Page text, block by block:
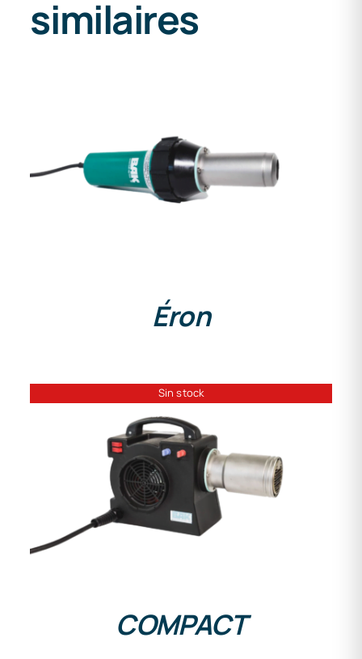
similaires
DETAILS
Éron
Sin stock
DETAILS
COMPACT